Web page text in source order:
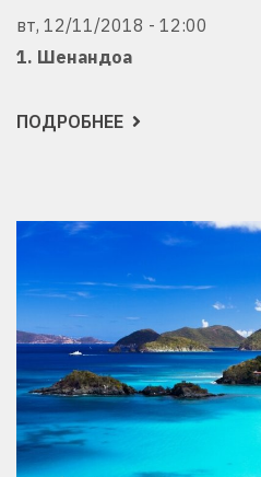
вт, 12/11/2018 - 12:00
1. Шенандоа
ПОДРОБНЕЕ О
ПАРКИ